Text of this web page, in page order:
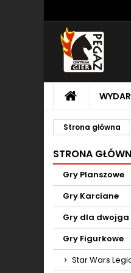
STRONA
GŁÓWNA
Strona główna
STRONA
Gry Planszowe
Gry Karciane
Gry dla dwojga
Gry Figurkowe
Star Wars